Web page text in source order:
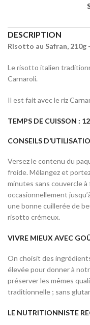
DESCRIPTION
Risotto au Safran, 210g
Le risotto italien
Carnaroli.
Il est fait avec le riz
TEMPS DE CUISSON :
CONSEILS
Versez le contenu du
froide. Mélangez et
minutes sans couvercle
occasionnellement
une bonne cuillerée de
risotto crémeux.
VIVRE MIEUX AVEC
On choisit des
élevée pour donner à
préserver les mêmes
traditionnelle ; sans
LE NUTRITIONNISTE